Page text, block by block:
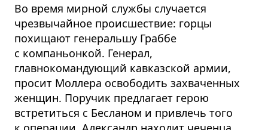
Во время мирной службы случается
чрезвычайное происшествие: горцы
похищают генеральшу Граббе
с компаньонкой. Генерал,
главнокомандующий кавказской армии,
просит Моллера освободить захваченных
женщин. Поручик предлагает герою
встретиться с Бесланом и привлечь того